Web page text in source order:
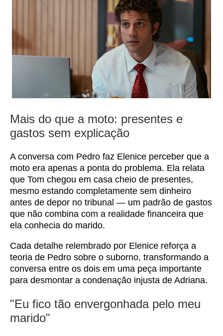
Mais do que a moto: presentes e
gastos sem explicação
A conversa com Pedro faz Elenice perceber que a
moto era apenas a ponta do problema. Ela relata
que Tom chegou em casa cheio de presentes,
mesmo estando completamente sem dinheiro
antes de depor no tribunal — um padrão de gastos
que não combina com a realidade financeira que
ela conhecia do marido.
Cada detalhe relembrado por Elenice reforça a
teoria de Pedro sobre o suborno, transformando a
conversa entre os dois em uma peça importante
para desmontar a condenação injusta de Adriana.
"Eu fico tão envergonhada pelo meu
marido"